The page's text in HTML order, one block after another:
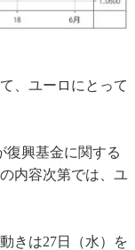
、ユーロにとって
興基金に関する
内容次第では、ユ
きは27日（水）を